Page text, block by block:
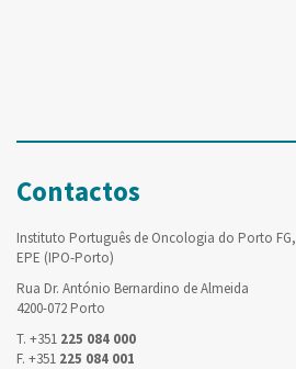
Contactos
Instituto Português de Oncologia do Porto FG,
EPE (IPO-Porto)
Rua Dr. António Bernardino de Almeida
4200-072 Porto
T. +351 225 084 000
F. +351 225 084 001